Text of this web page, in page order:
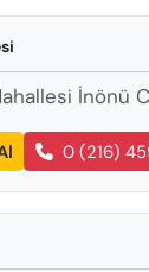
İnönü
0 (216)